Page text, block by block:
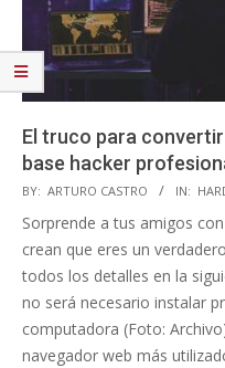
El truco para
base hacker
2021-
10-
31
BY: ARTURO CASTRO IN:
Sorprende a tus amigos
crean que eres un
todos los detalles en la
no será necesario instalar
computadora (Foto:
navegador web más